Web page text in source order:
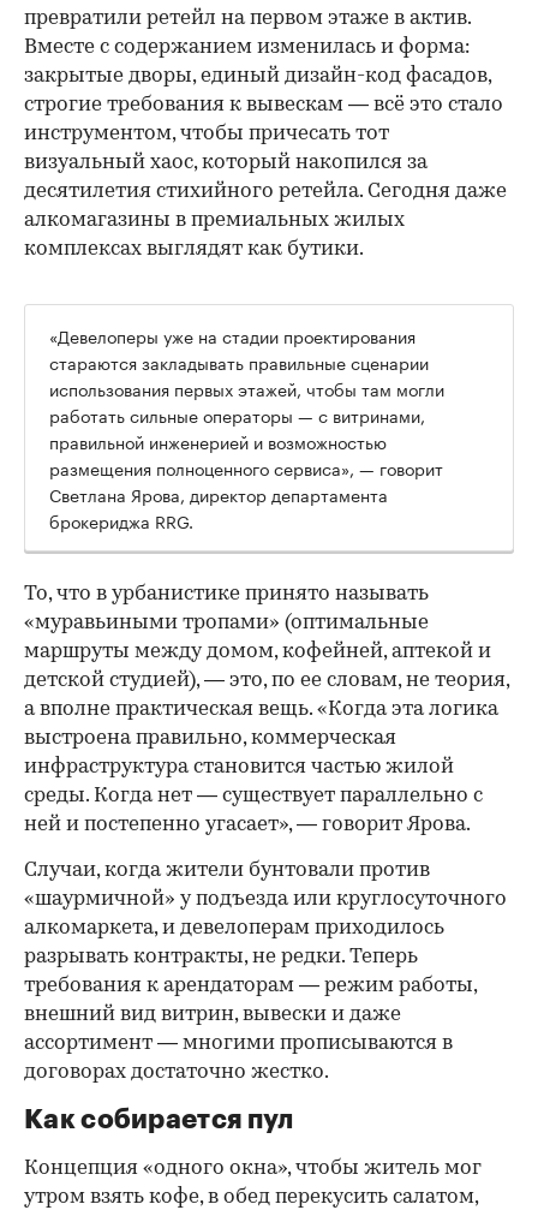
превратили ретейл на первом этаже в актив.
Вместе с содержанием изменилась и форма:
закрытые дворы, единый дизайн-код фасадов,
строгие требования к вывескам — всё это стало
инструментом, чтобы причесать тот
визуальный хаос, который накопился за
десятилетия стихийного ретейла. Сегодня даже
алкомагазины в премиальных жилых
комплексах выглядят как бутики.
00:00
«Девелоперы уже на стадии проектирования
стараются закладывать правильные сценарии
использования первых этажей, чтобы там могли
работать сильные операторы — с витринами,
правильной инженерией и возможностью
размещения полноценного сервиса», — говорит
Светлана Ярова, директор департамента
брокериджа RRG.
То, что в урбанистике принято называть
«муравьиными тропами» (оптимальные
маршруты между домом, кофейней, аптекой и
детской студией), — это, по ее словам, не теория,
а вполне практическая вещь. «Когда эта логика
выстроена правильно, коммерческая
инфраструктура становится частью жилой
среды. Когда нет — существует параллельно с
ней и постепенно угасает», — говорит Ярова.
Случаи, когда жители бунтовали против
«шаурмичной» у подъезда или круглосуточного
алкомаркета, и девелоперам приходилось
разрывать контракты, не редки. Теперь
требования к арендаторам — режим работы,
внешний вид витрин, вывески и даже
ассортимент — многими прописываются в
договорах достаточно жестко.
Как собирается пул
Концепция «одного окна», чтобы житель мог
утром взять кофе, в обед перекусить салатом,